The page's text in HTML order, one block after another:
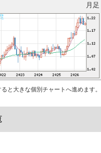
月足
と大きな個別チャートへ進めます。